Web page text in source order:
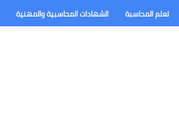
تعلم المحاسبة الشهادات المحاسبية والمهنية